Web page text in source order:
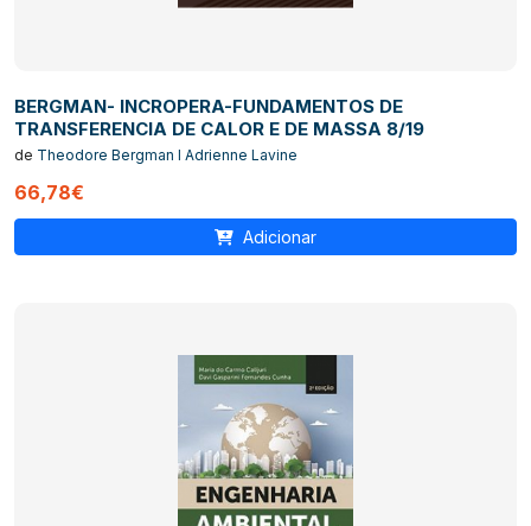
BERGMAN- INCROPERA-FUNDAMENTOS DE
TRANSFERENCIA DE CALOR E DE MASSA 8/19
de Theodore Bergman I Adrienne Lavine
66,78€
Adicionar